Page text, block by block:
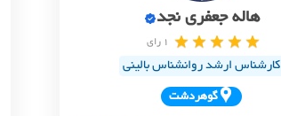
هاله جعفری نجد
1 رای
کارشناس ارشد روانشناس بالینی
گوهردشت